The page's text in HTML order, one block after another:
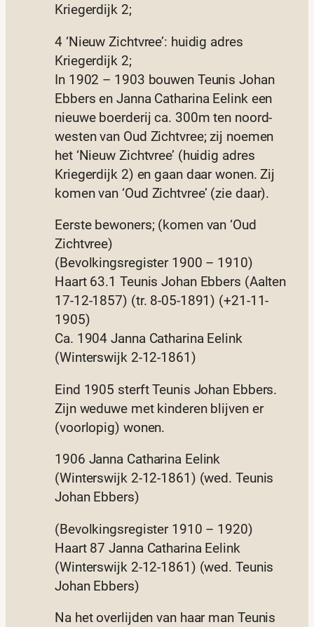
Kriegerdijk 2;
4 ‘Nieuw Zichtvree’: huidig adres
Kriegerdijk 2;
In 1902 – 1903 bouwen Teunis Johan
Ebbers en Janna Catharina Eelink een
nieuwe boerderij ca. 300m ten noord-
westen van Oud Zichtvree; zij noemen
het ‘Nieuw Zichtvree’ (huidig adres
Kriegerdijk 2) en gaan daar wonen. Zij
komen van ‘Oud Zichtvree’ (zie daar).
Eerste bewoners; (komen van ‘Oud
Zichtvree)
(Bevolkingsregister 1900 – 1910)
Haart 63.1 Teunis Johan Ebbers (Aalten
17-12-1857) (tr. 8-05-1891) (+21-11-
1905)
Ca. 1904 Janna Catharina Eelink
(Winterswijk 2-12-1861)
Eind 1905 sterft Teunis Johan Ebbers.
Zijn weduwe met kinderen blijven er
(voorlopig) wonen.
1906 Janna Catharina Eelink
(Winterswijk 2-12-1861) (wed. Teunis
Johan Ebbers)
(Bevolkingsregister 1910 – 1920)
Haart 87 Janna Catharina Eelink
(Winterswijk 2-12-1861) (wed. Teunis
Johan Ebbers)
Na het overlijden van haar man Teunis